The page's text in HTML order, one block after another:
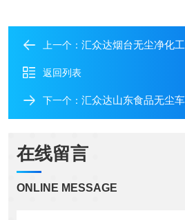
上一个： 汇众达烟台无尘净化工程
返回列表
下一个： 汇众达山东食品无尘车间
在线留言
ONLINE MESSAGE